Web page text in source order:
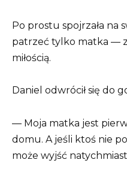
Po prostu spojrzała na
patrzeć tylko matka —
miłością.
Daniel odwrócił się do
— Moja matka jest
domu. A jeśli ktoś nie
może wyjść